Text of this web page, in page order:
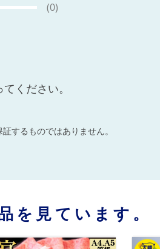
(0)
ください。
するものではありません。
を見ています。